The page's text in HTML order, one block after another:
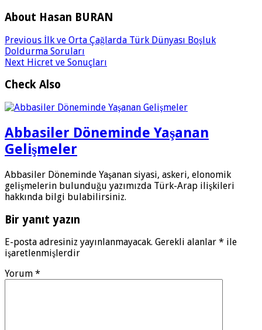
About Hasan BURAN
Previous İlk ve Orta Çağlarda Türk Dünyası Boşluk
Doldurma Soruları
Next Hicret ve Sonuçları
Check Also
Abbasiler Döneminde Yaşanan
Gelişmeler
Abbasiler Döneminde Yaşanan siyasi, askeri, elonomik
gelişmelerin bulunduğu yazımızda Türk-Arap ilişkileri
hakkında bilgi bulabilirsiniz.
Bir yanıt yazın
E-posta adresiniz yayınlanmayacak. Gerekli alanlar * ile
işaretlenmişlerdir
Yorum *